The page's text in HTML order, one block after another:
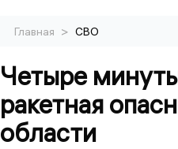
Главная > СВО
Четыре
ракетная
области